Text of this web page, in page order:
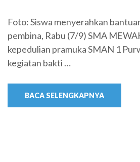
Foto: Siswa menyerahkan
pembina, Rabu (7/9) SMA
kepedulian pramuka SMAN 1
kegiatan bakti …
BACA SELENGKAPNYA